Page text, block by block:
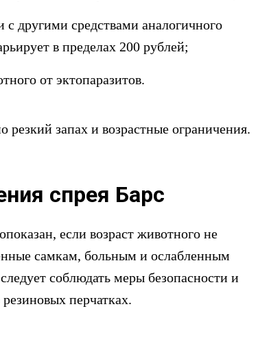
с другими средствами аналогичного
в пределах 200 рублей;
от эктопаразитов.
резкий запах и возрастные ограничения.
спрея Барс
если возраст животного не
самкам, больным и ослабленным
соблюдать меры безопасности и
перчатках.